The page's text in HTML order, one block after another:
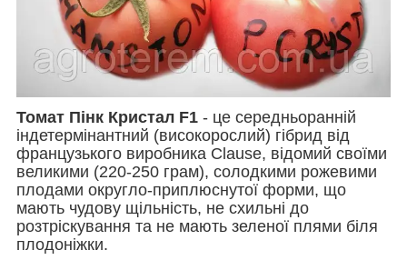
Томат Пінк Кристал F1 - це середньоранній
індетермінантний (високорослий) гібрид від
французького виробника Clause, відомий своїми
великими (220-250 грам), солодкими рожевими
плодами округло-приплюснутої форми, що
мають чудову щільність, не схильні до
розтріскування та не мають зеленої плями біля
плодоніжки.